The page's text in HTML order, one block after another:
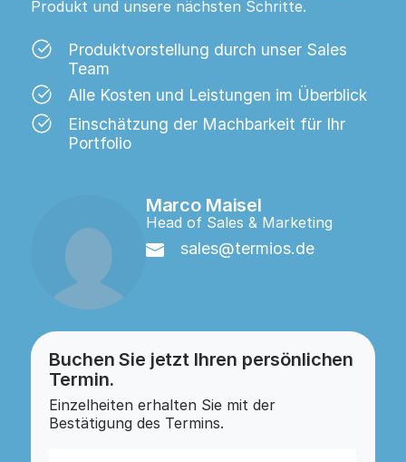
Produkt und unsere nächsten Schritte.
Produktvorstellung durch unser Sales
Team
Alle Kosten und Leistungen im Überblick
Einschätzung der Machbarkeit für Ihr
Portfolio
Marco Maisel
Head of Sales & Marketing
sales@termios.de
Buchen Sie jetzt Ihren persönlichen
Termin.
Einzelheiten erhalten Sie mit der
Bestätigung des Termins.